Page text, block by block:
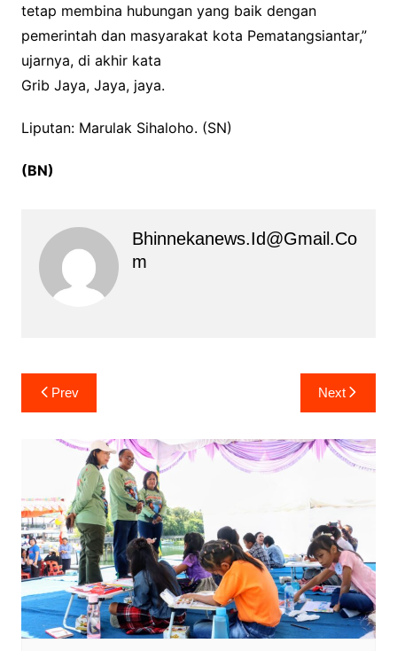
tetap membina hubungan yang baik dengan
pemerintah dan masyarakat kota Pematangsiantar,”
ujarnya, di akhir kata
Grib Jaya, Jaya, jaya.
Liputan: Marulak Sihaloho. (SN)
(BN)
Bhinnekanews.id@gmail.co
M
Navigasi
pos
Prev Next